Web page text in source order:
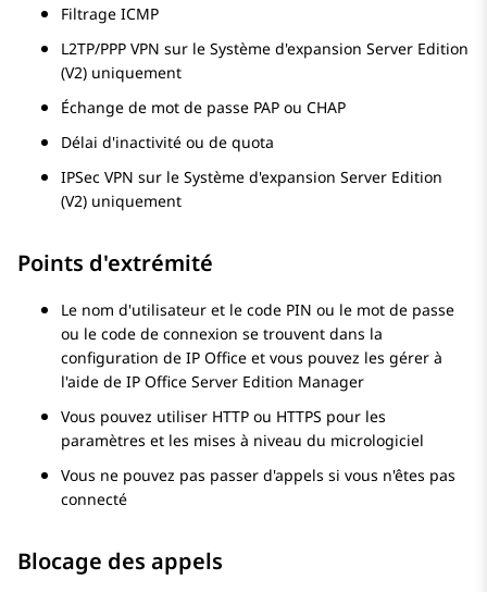
Filtrage ICMP
L2TP/PPP VPN sur le Système d'expansion Server Edition
(V2) uniquement
Échange de mot de passe PAP ou CHAP
Délai d'inactivité ou de quota
IPSec VPN sur le Système d'expansion Server Edition
(V2) uniquement
Points d'extrémité
Le nom d'utilisateur et le code PIN ou le mot de passe
ou le code de connexion se trouvent dans la
configuration de IP Office et vous pouvez les gérer à
l'aide de IP Office Server Edition Manager
Vous pouvez utiliser HTTP ou HTTPS pour les
paramètres et les mises à niveau du micrologiciel
Vous ne pouvez pas passer d'appels si vous n'êtes pas
connecté
Blocage des appels